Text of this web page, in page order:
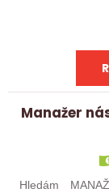
Manažer
Hledám